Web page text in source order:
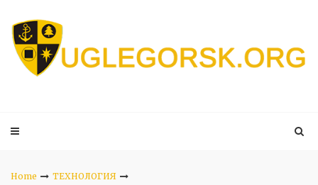
content
Home
ТЕХНОЛОГИЯ